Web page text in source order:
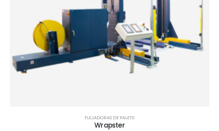
FLEJADORAS DE PALETS
Wrapster